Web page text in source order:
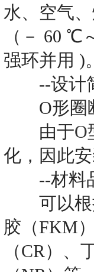
水、空气
（－ 60 ℃
强环并用 )
--设计简
O形圈断
由于O
化，因此
--材料
可以根据
胶（FKM
（CR）